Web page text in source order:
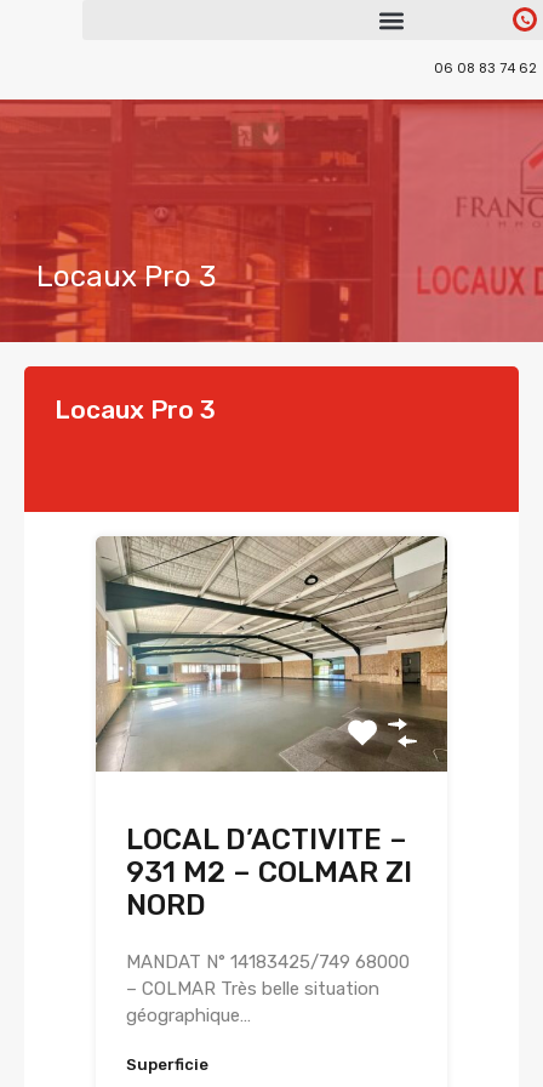
06 08 83 74 62
Locaux Pro 3
Locaux Pro 3
LOCAL D’ACTIVITE –
931 M2 – COLMAR ZI
NORD
MANDAT N° 14183425/749 68000
– COLMAR Très belle situation
géographique…
Superficie